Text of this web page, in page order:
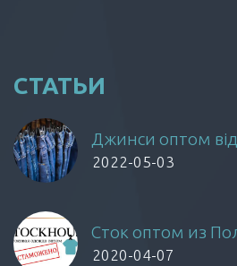
СТАТЬИ
Джинси оптом
2022-05-03
Сток оптом из
2020-04-07